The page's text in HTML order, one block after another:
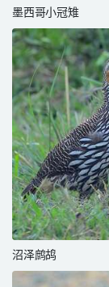
墨西哥小冠雉
沼泽鹧鸪